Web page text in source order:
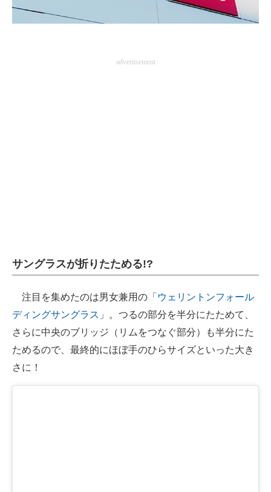
ちょっと気になるネットの話題
advertisement
サングラスが折りたためる!?
注目を集めたのは男女兼用の「 ウェリントンフォール
ディングサングラス 」。つるの部分を半分にたためて、
さらに中央のブリッジ（リムをつなぐ部分）も半分にた
ためるので、最終的にほぼ手のひらサイズといった大き
さに！